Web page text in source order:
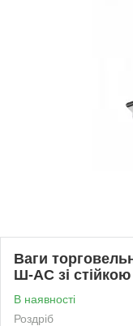
Ваги
Ш-AC зі стійкою
В наявності
Роздріб